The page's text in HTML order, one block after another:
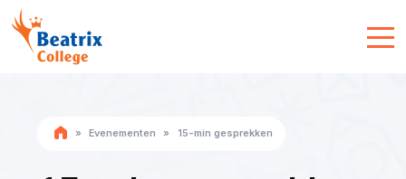
» Evenementen » 15-min gesprekken